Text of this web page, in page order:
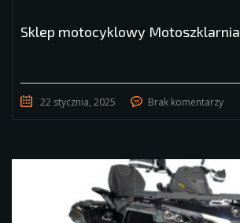
Sklep motocyklowy
22 stycznia, 2025 Brak komentarzy